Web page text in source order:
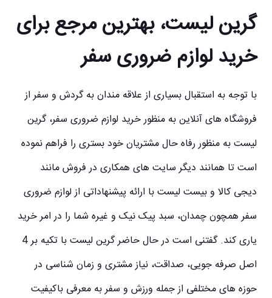
گرین لیست، بهترین مرجع برای
خرید لوازم ضروری سفر
با توجه به استقبال بسیاری از علاقه مندان به گردش و سفر از
فروشگاه های آنلاین به منظور خرید لوازم ضروری سفر، گرین
لیست به منظور رفاه حال مشتریان خود بستری را فراهم نموده
است تا همانند دیگر سایت های همکاری در فروش مانند
دیجی کالا و بیست لیست با ارائه پیشنهاداتی از لوازم ضروری
سفر همچون چمدان، سبد پیک نیک و غیره شما را در امر خرید
یاری کند. گفتنی است در حال حاضر گرین لیست با تکیه بر 4
اصل صرفه جویی، صداقت، نیاز مشتری و زمان شناسی در
حوزه های مختلفی از جمله ورزش و سفر به معرفی باکیفیت